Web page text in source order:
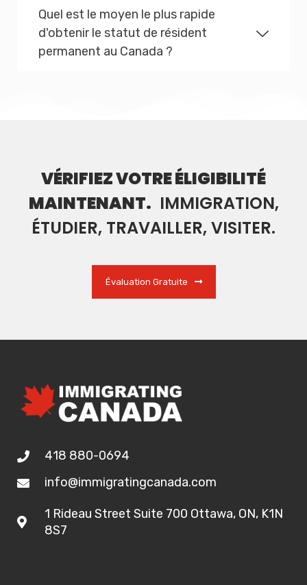
Quel est le moyen le plus rapide
d'obtenir le statut de résident
permanent au Canada ?
VÉRIFIEZ VOTRE ÉLIGIBILITÉ
MAINTENANT. IMMIGRATION,
ÉTUDIER, TRAVAILLER, VISITER.
Évaluation Gratuite
418 880-0694
info@immigratingcanada.com
1 Rideau Street Suite 700 Ottawa, ON, K1N
8S7